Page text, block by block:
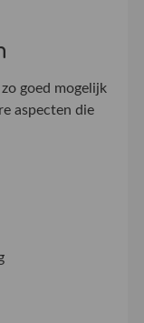
goed mogelijk
aspecten die